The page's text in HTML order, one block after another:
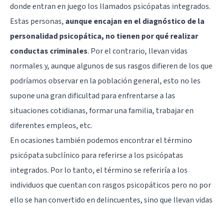
donde entran en juego los llamados psicópatas integrados.
Estas personas, aunque encajan en el diagnóstico de la
personalidad psicopática, no tienen por qué realizar
conductas criminales. Por el contrario, llevan vidas
normales y, aunque algunos de sus rasgos difieren de los que
podríamos observar en la población general, esto no les
supone una gran dificultad para enfrentarse a las
situaciones cotidianas, formar una familia, trabajar en
diferentes empleos, etc.
En ocasiones también podemos encontrar el término
psicópata subclínico para referirse a los psicópatas
integrados. Por lo tanto, el término se referiría a los
individuos que cuentan con rasgos psicopáticos pero no por
ello se han convertido en delincuentes, sino que llevan vidas